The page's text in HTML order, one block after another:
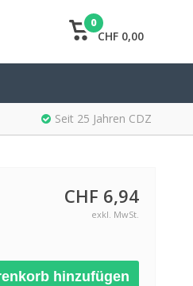
0
CHF 0,00
Seit 25 Jahren CDZ
CHF 6,94
exkl. MwSt.
hinzufügen